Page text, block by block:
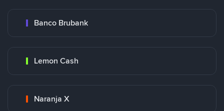
Banco Brubank
Lemon Cash
Naranja X